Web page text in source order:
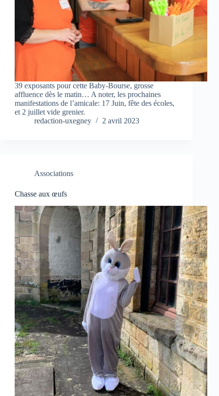
39 exposants pour cette Baby-Bourse, grosse
affluence dès le matin… A noter, les prochaines
manifestations de l’amicale: 17 Juin, fête des écoles,
et 2 juillet vide grenier.
redaction-uxegney
2 avril 2023
Associations
Chasse aux œufs